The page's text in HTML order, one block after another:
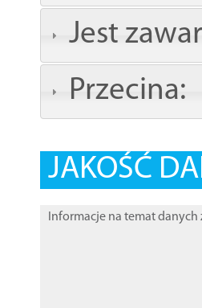
Jest
Przecina:
JAKOŚĆ
Informacje na temat danych